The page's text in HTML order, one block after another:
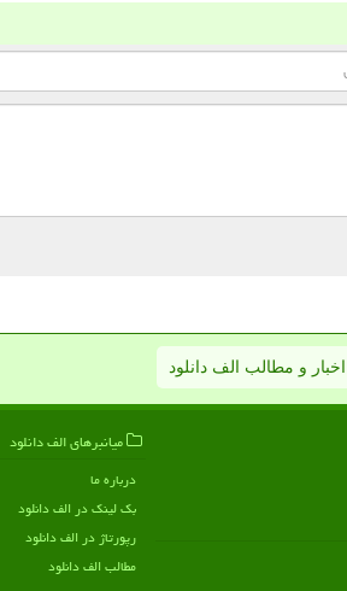
اخبار و مطالب الف دانلود
میانبرهای الف دانلود
درباره ما
بک لینک در الف دانلود
رپورتاژ در الف دانلود
مطالب الف دانلود